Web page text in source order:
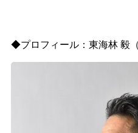
◆プロフィール：東海林 毅